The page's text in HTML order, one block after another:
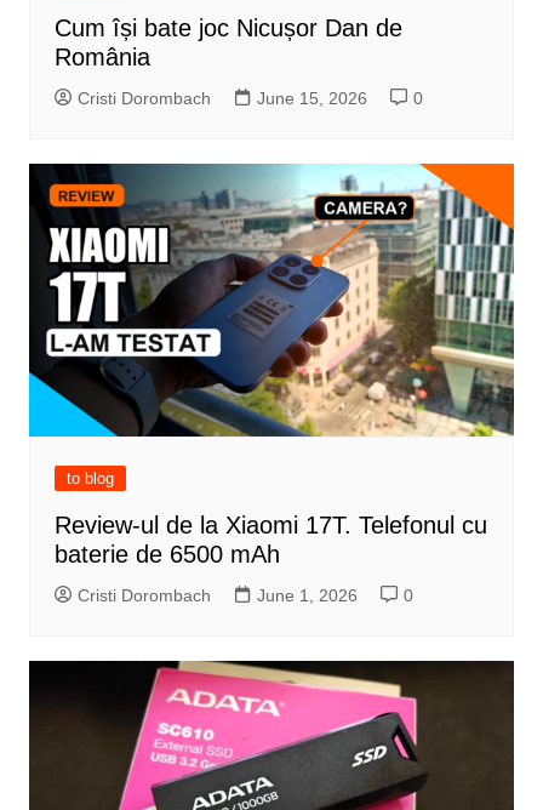
Cum își bate joc Nicușor Dan de
România
Cristi Dorombach June 15, 2026 0
to blog
Review-ul de la Xiaomi 17T. Telefonul cu
baterie de 6500 mAh
Cristi Dorombach June 1, 2026 0